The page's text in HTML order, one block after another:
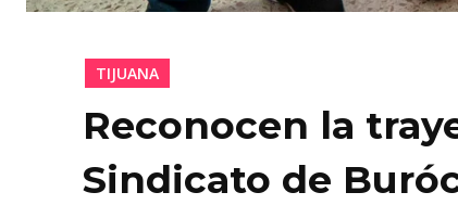
TIJUANA
Reconocen la
Sindicato de